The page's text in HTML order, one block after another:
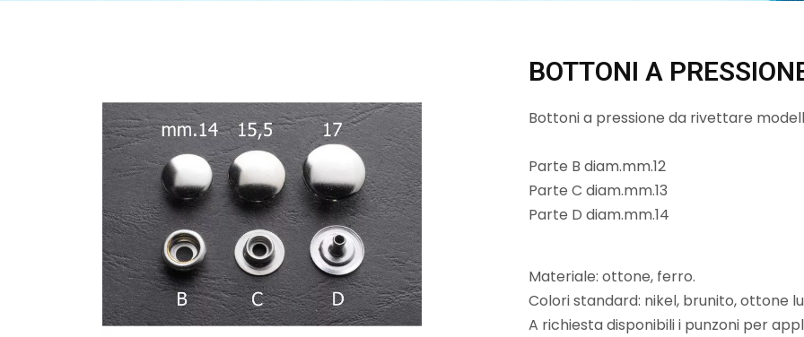
BOTTONI A
Bottoni a pressione da rivettare
Parte B diam.mm.12
Parte C diam.mm.13
Parte D diam.mm.14
Materiale: ottone, ferro.
Colori standard: nikel, brunito, ottone
A richiesta disponibili i punzoni per